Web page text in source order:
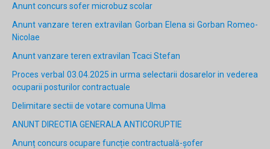
Anunt concurs sofer microbuz scolar
Anunt vanzare teren extravilan Gorban Elena si Gorban Romeo-
Nicolae
Anunt vanzare teren extravilan Tcaci Stefan
Proces verbal 03.04.2025 in urma selectarii dosarelor in vederea
ocuparii posturilor contractuale
Delimitare sectii de votare comuna Ulma
ANUNT DIRECTIA GENERALA ANTICORUPTIE
Anunț concurs ocupare funcție contractuală-șofer